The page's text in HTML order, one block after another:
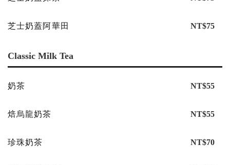
芝士奶蓋阿華田 NT$75
Classic Milk Tea
奶茶 NT$55
焙烏龍奶茶 NT$55
珍珠奶茶 NT$70